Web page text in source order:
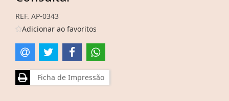
REF. AP-0343
Adicionar ao favoritos
Ficha de Impressão